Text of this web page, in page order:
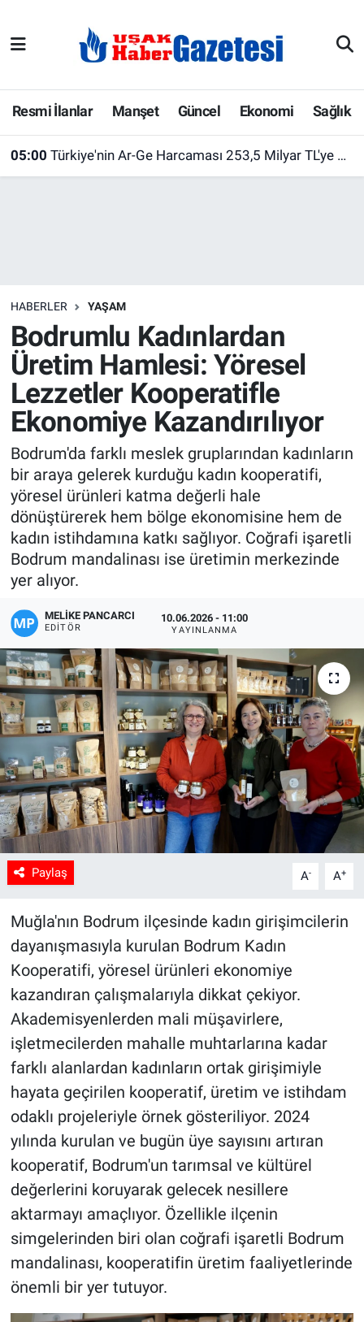
Resmi İlanlar Manşet Güncel Ekonomi Sağlık
05:00 Türkiye'nin Ar-Ge Harcaması 253,5 Milyar TL'ye Ulaştı! Üniversiteler İlk Sırada Yer Aldı
HABERLER YAŞAM
Bodrumlu Kadınlardan
Üretim Hamlesi: Yöresel
Lezzetler Kooperatifle
Ekonomiye Kazandırılıyor
Bodrum'da farklı meslek gruplarından kadınların
bir araya gelerek kurduğu kadın kooperatifi,
yöresel ürünleri katma değerli hale
dönüştürerek hem bölge ekonomisine hem de
kadın istihdamına katkı sağlıyor. Coğrafi işaretli
Bodrum mandalinası ise üretimin merkezinde
yer alıyor.
MELIKE PANCARCI
EDITÖR
10.06.2026 - 11:00
YAYINLANMA
Paylaş A- A+
Muğla'nın Bodrum ilçesinde kadın girişimcilerin
dayanışmasıyla kurulan Bodrum Kadın
Kooperatifi, yöresel ürünleri ekonomiye
kazandıran çalışmalarıyla dikkat çekiyor.
Akademisyenlerden mali müşavirlere,
işletmecilerden mahalle muhtarlarına kadar
farklı alanlardan kadınların ortak girişimiyle
hayata geçirilen kooperatif, üretim ve istihdam
odaklı projeleriyle örnek gösteriliyor. 2024
yılında kurulan ve bugün üye sayısını artıran
kooperatif, Bodrum'un tarımsal ve kültürel
değerlerini koruyarak gelecek nesillere
aktarmayı amaçlıyor. Özellikle ilçenin
simgelerinden biri olan coğrafi işaretli Bodrum
mandalinası, kooperatifin üretim faaliyetlerinde
önemli bir yer tutuyor.
E-Gazete
Ekonomi
Köşe Yazarları
Kültür Sanat
Manşet
Resmi İlanlar
Sağlık
Son Dakika
Spor
Uşak Hava Durumu
Uşak Trafik Yoğunluk Haritası